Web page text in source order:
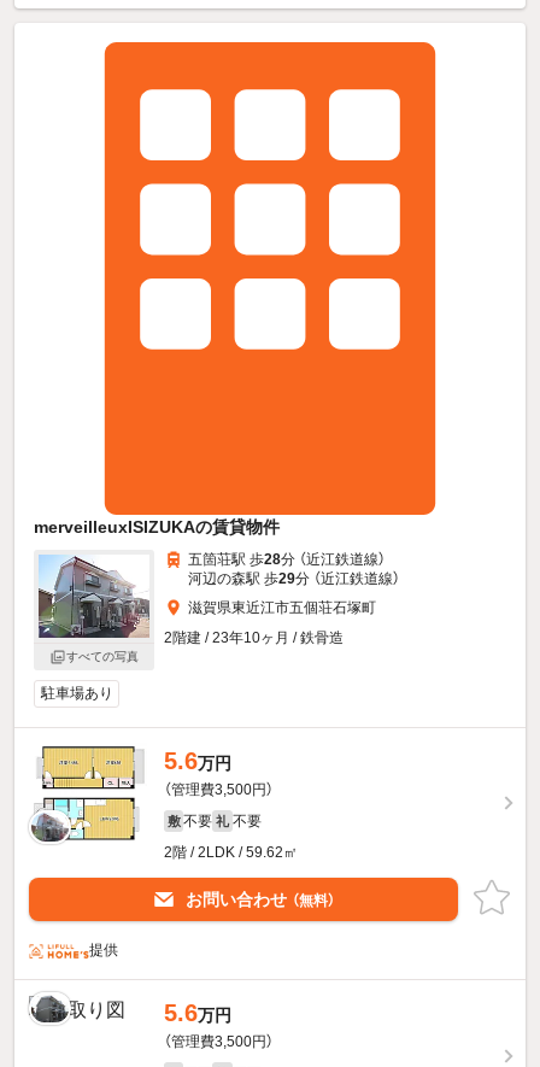
merveilleuxISIZUKAの賃貸物件
すべての写真
五箇荘駅 歩28分 （近江鉄道線）
河辺の森駅 歩29分 （近江鉄道線）
滋賀県東近江市五個荘石塚町
2階建 / 23年10ヶ月 / 鉄骨造
駐車場あり
5.6万円
（管理費3,500円）
敷 不要 礼 不要
2階 / 2LDK / 59.62㎡
お問い合わせ （無料）
提供
5.6万円
（管理費3,500円）